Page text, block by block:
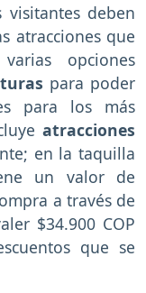
deben
atracciones que
opciones
para poder
para los más
atracciones
en la taquilla
un valor de
a través de
$34.900 COP
que se